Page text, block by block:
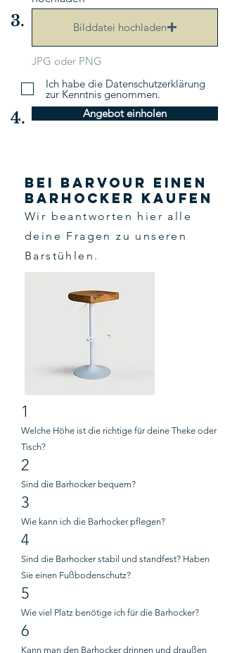
3. Bilddatei hochladen
JPG oder PNG
Ich habe die Datenschutzerklärung
zur Kenntnis genommen.
4. Angebot einholen
bei barvour einen
Barhocker kaufen
Wir beantworten hier alle
deine Fragen zu unseren
Barstühlen.
1
Welche Höhe ist die richtige für deine Theke oder
Tisch?
2
Sind die Barhocker bequem?
3
Wie kann ich die Barhocker pflegen?
4
Sind die Barhocker stabil und standfest? Haben
Sie einen Fußbodenschutz?
5
Wie viel Platz benötige ich für die Barhocker?
6
Kann man den Barhocker drinnen und draußen